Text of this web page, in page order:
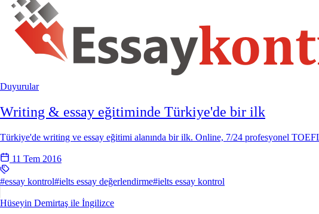
Duyurular
Writing & essay eğitiminde Türkiye'de bir ilk
Türkiye'de writing ve essay eğitimi alanında bir ilk. Online, 7/24 profesyonel
11 Tem 2016
#essay kontrol#ielts essay değerlendirme#ielts essay kontrol
Hüseyin Demirtaş ile İngilizce